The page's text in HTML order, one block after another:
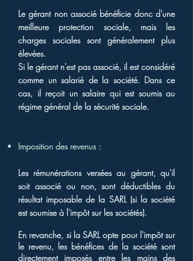
Le gérant non associé bénéficie donc d'une
meilleure protection sociale, mais les
charges sociales sont généralement plus
élevées.
Si le gérant n'est pas associé, il est considéré
comme un salarié de la société. Dans ce
cas, il reçoit un salaire qui est soumis au
régime général de la sécurité sociale.
Imposition des revenus :
Les rémunérations versées au gérant, qu'il
soit associé ou non, sont déductibles du
résultat imposable de la SARL (si la société
est soumise à l'impôt sur les sociétés).
En revanche, si la SARL opte pour l'impôt sur
le revenu, les bénéfices de la société sont
directement imposés entre les mains des